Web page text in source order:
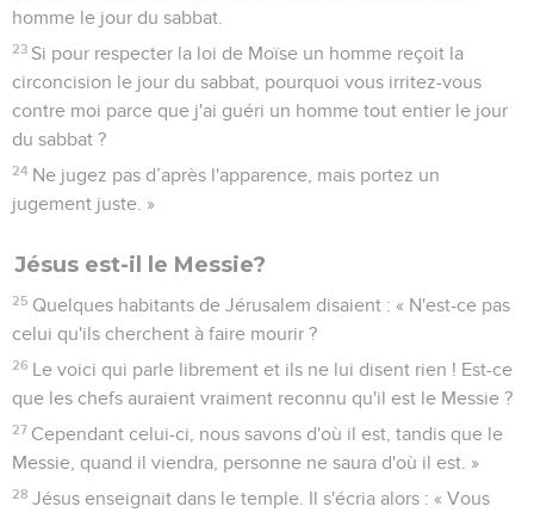
homme le jour du sabbat.
23 Si pour respecter la loi de Moïse un homme reçoit la
circoncision le jour du sabbat, pourquoi vous irritez-vous
contre moi parce que j'ai guéri un homme tout entier le jour
du sabbat ?
24 Ne jugez pas d’après l'apparence, mais portez un
jugement juste. »
Jésus est-il le Messie?
25 Quelques habitants de Jérusalem disaient : « N'est-ce pas
celui qu'ils cherchent à faire mourir ?
26 Le voici qui parle librement et ils ne lui disent rien ! Est-ce
que les chefs auraient vraiment reconnu qu'il est le Messie ?
27 Cependant celui-ci, nous savons d'où il est, tandis que le
Messie, quand il viendra, personne ne saura d'où il est. »
28 Jésus enseignait dans le temple. Il s'écria alors : « Vous